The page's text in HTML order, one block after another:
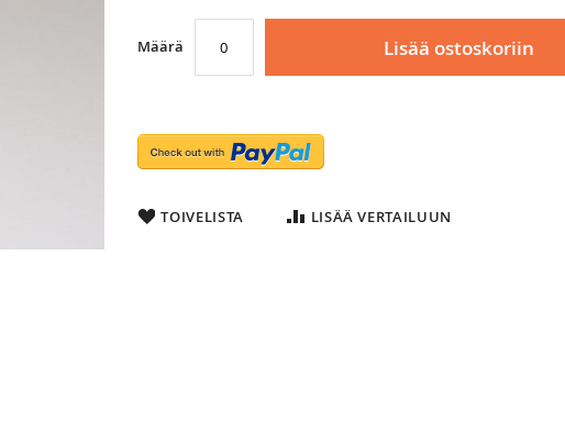
Määrä Lisää ostoskoriin
TOIVELISTA LISÄÄ VERTAILUUN